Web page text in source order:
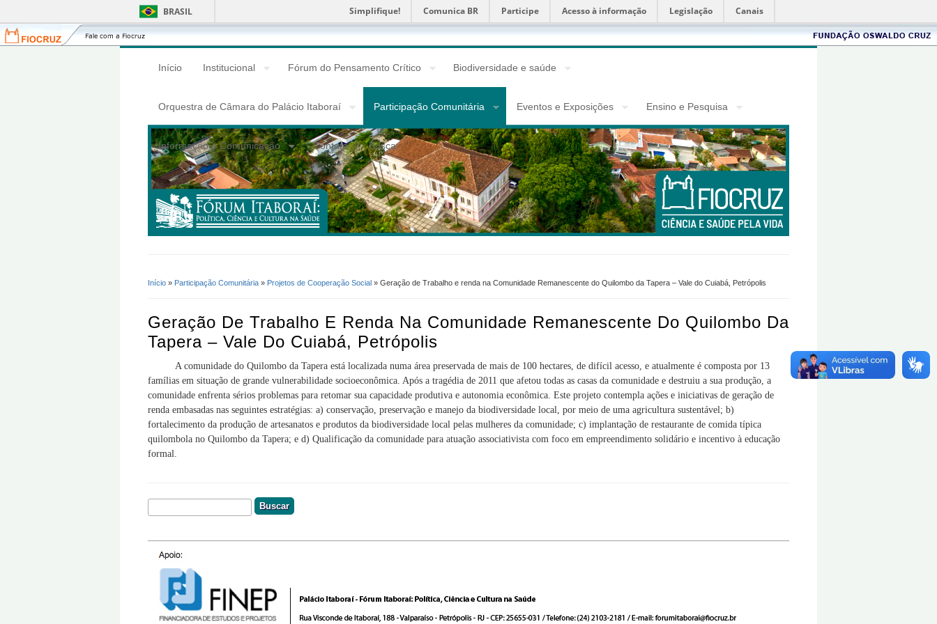
BRASIL Simplifique! Comunica BR Participe Acesso à informação Legislação Canais
Fiocruz
Fale
com
Fiocruz
Início Institucional Fórum do Pensamento Crítico Biodiversidade e saúde
Orquestra de Câmara do Palácio Itaboraí Participação Comunitária Eventos e Exposições Ensino e Pesquisa
Informação e Comunicação Contato Busca
Início » Participação Comunitária » Projetos de Cooperação Social » Geração de Trabalho e renda na Comunidade Remanescente do Quilombo da Tapera – Vale do Cuiabá, Petrópolis
Geração De Trabalho E Renda Na Comunidade Remanescente Do Quilombo Da
Tapera – Vale Do Cuiabá, Petrópolis
A comunidade do Quilombo da Tapera está localizada numa área preservada de mais de 100 hectares, de difícil acesso, e atualmente é composta por 13
famílias em situação de grande vulnerabilidade socioeconômica. Após a tragédia de 2011 que afetou todas as casas da comunidade e destruiu a sua produção, a
comunidade enfrenta sérios problemas para retomar sua capacidade produtiva e autonomia econômica. Este projeto contempla ações e iniciativas de geração de
renda embasadas nas seguintes estratégias: a) conservação, preservação e manejo da biodiversidade local, por meio de uma agricultura sustentável; b)
fortalecimento da produção de artesanatos e produtos da biodiversidade local pelas mulheres da comunidade; c) implantação de restaurante de comida típica
quilombola no Quilombo da Tapera; e d) Qualificação da comunidade para atuação associativista com foco em empreendimento solidário e incentivo à educação
formal.
Formulário De Busca